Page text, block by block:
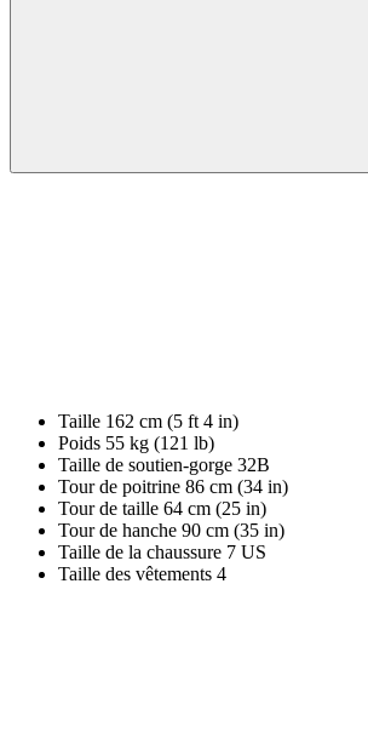
Taille 162 cm (5 ft 4 in)
Poids 55 kg (121 lb)
Taille de soutien-gorge 32B
Tour de poitrine 86 cm (34 in)
Tour de taille 64 cm (25 in)
Tour de hanche 90 cm (35 in)
Taille de la chaussure 7 US
Taille des vêtements 4